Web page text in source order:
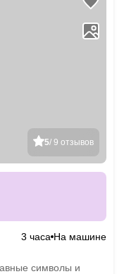
5/ 9 отзывов
3 часа На машине
символы и